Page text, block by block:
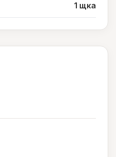
1 щка